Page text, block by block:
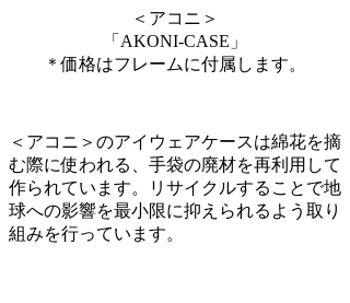
＜アコニ＞
「AKONI-CASE」
＊価格はフレームに付属します。
＜アコニ＞のアイウェアケースは綿花を摘
む際に使われる、手袋の廃材を再利用して
作られています。リサイクルすることで地
球への影響を最小限に抑えられるよう取り
組みを行っています。